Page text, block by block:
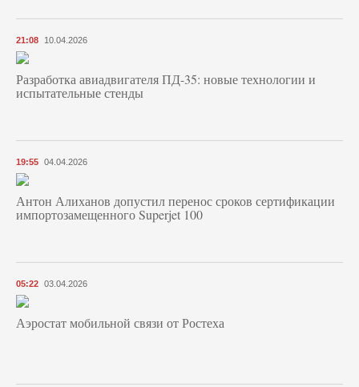
21:08 10.04.2026
Разработка авиадвигателя ПД-35: новые технологии и
испытательные стенды
19:55 04.04.2026
Антон Алиханов допустил перенос сроков сертификации
импортозамещенного Superjet 100
05:22 03.04.2026
Аэростат мобильной связи от Ростеха